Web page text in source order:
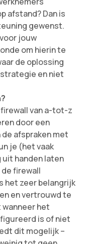
afstand? Dan is
gewenst.
jouw
om hierin te
de oplossing
en niet
van a-tot-z
door een
afspraken met
je (het vaak
handen laten
firewall
het zeer belangrijk
en vertrouwd te
het
is of niet
dit mogelijk –